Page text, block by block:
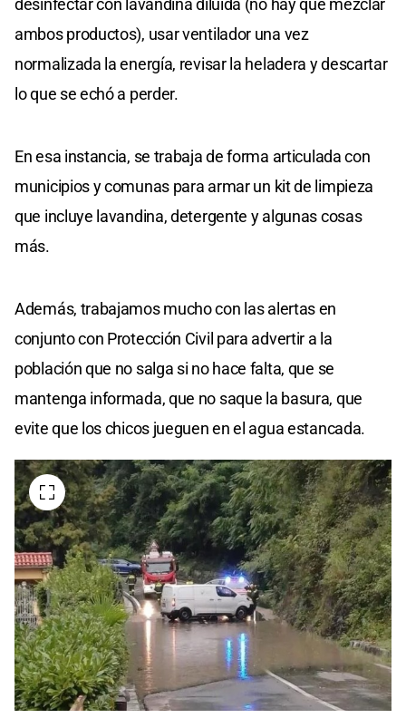
desinfectar con lavandina diluida (no hay que mezclar
ambos productos), usar ventilador una vez
normalizada la energía, revisar la heladera y descartar
lo que se echó a perder.
En esa instancia, se trabaja de forma articulada con
municipios y comunas para armar un kit de limpieza
que incluye lavandina, detergente y algunas cosas
más.
Además, trabajamos mucho con las alertas en
conjunto con Protección Civil para advertir a la
población que no salga si no hace falta, que se
mantenga informada, que no saque la basura, que
evite que los chicos jueguen en el agua estancada.